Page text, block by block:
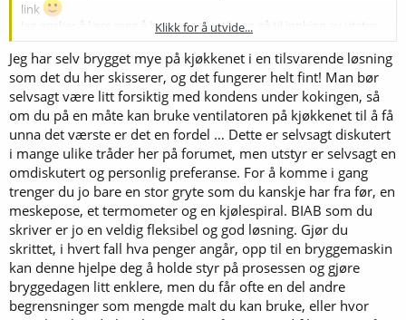
link
Jeg ønsker å lære meg å brygge ordentlig og gå til innkjøp av utstyr
fremtiden kan utforske metoder og oppskrifter uten å være
begrenset av utstyr, og da er det vel all-grain som er beste løsning?
Jeg bor i leilighet i Oslo og må brygge i leiligheten, det er ikke noe
tema å benytte seg av garasje, bod el. slik situasjonen er nå.
Spørsmålet mitt blir da hva dere anbefaler?
Vil BIAB være enkleste og beste løsning evt. elektriske
bryggemaskiner som Grainfather el?
Syns også SS brewtech har mye spennende (ikke minst pent) men
det virker som det er fort gjort at man må kjøre en del koblinger
med både vann og strøm som gjør det mer til en permanent
løsning. Dette gjelder vel generelt for "three pot" systemer?
Ser for meg et oppsett hvor jeg brygger i leiligheten og bruker
kjøkkenvasken som vanntilsførsel, (har ikke tilgang til noe
hageslange el. her) og gjærer i boden i leiligheten som har konstant
romtemp. både sommer og vinter.
Dette er muligens en dum tanke, men vil tro at det beste for meg er
Klikk for å utvide...
Jeg har selv brygget mye på kjøkkenet i en tilsvarende løsning
som det du her skisserer, og det fungerer helt fint! Man bør
selvsagt være litt forsiktig med kondens under kokingen, så
om du på en måte kan bruke ventilatoren på kjøkkenet til å få
unna det værste er det en fordel … Dette er selvsagt diskutert
i mange ulike tråder her på forumet, men utstyr er selvsagt en
omdiskutert og personlig preferanse. For å komme i gang
trenger du jo bare en stor gryte som du kanskje har fra før, en
meskepose, et termometer og en kjølespiral. BIAB som du
skriver er jo en veldig fleksibel og god løsning. Gjør du
skrittet, i hvert fall hva penger angår, opp til en bryggemaskin
kan denne hjelpe deg å holde styr på prosessen og gjøre
bryggedagen litt enklere, men du får ofte en del andre
begrensninger som mengde malt du kan bruke, eller hvor